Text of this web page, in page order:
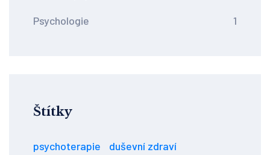
Psychologie 1
Štítky
psychoterapie
duševní zdraví